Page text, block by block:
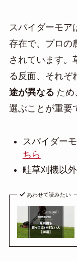
スパイダーモア
存在で、プロの
されています。
る反面、それぞ
途が異なる ため
選ぶことが重要
スパイダー
ちら
畦草刈機以
あわせて読みたい